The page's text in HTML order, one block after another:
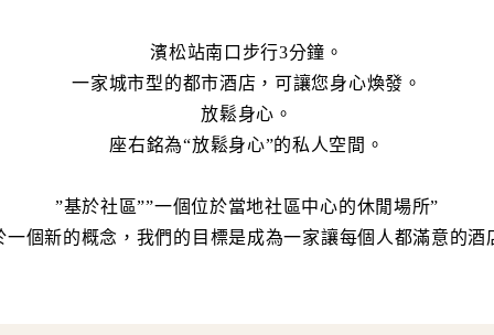
濱松站南口步行3分鐘。
一家城市型的都市酒店，可讓您身心煥發。
放鬆身心。
座右銘為“放鬆身心”的私人空間。
”基於社區””一個位於當地社區中心的休閒場所”
一個新的概念，我們的目標是成為一家讓每個人都滿意的酒